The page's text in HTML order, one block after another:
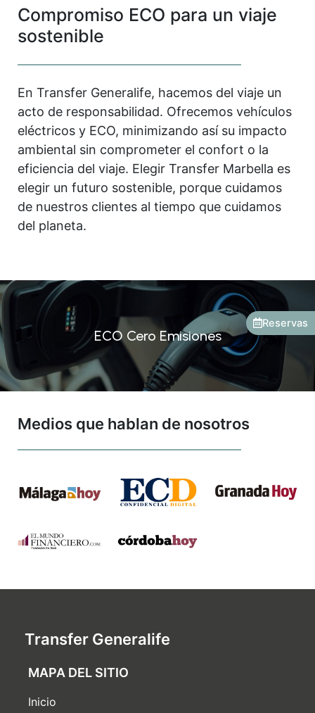
Compromiso ECO para un viaje
sostenible
En Transfer Generalife, hacemos del viaje un
acto de responsabilidad. Ofrecemos vehículos
eléctricos y ECO, minimizando así su impacto
ambiental sin comprometer el confort o la
eficiencia del viaje. Elegir Transfer Marbella es
elegir un futuro sostenible, porque cuidamos
de nuestros clientes al tiempo que cuidamos
del planeta.
ECO Cero Emisiones
Medios que hablan de nosotros
Transfer Generalife
MAPA DEL SITIO
Inicio
Reservas